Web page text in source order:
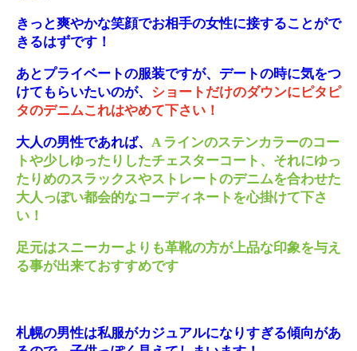
きっと爽やかな笑顔でお相手の女性に接することがで
きるはずです！
あとプライベートの服装ですが、デートの時に気をつ
けてもらいたいのが、 ショートだけのダウンにピタピ
タのデニムこれはやめて下さい！
大人の男性であれば、 A ラインのステンカラーのコー
トや少しゆったりしたチェスターコート、それにゆっ
たりめのスラックスやストレートのデニムを合わせた
大人っぽい都会的なコーディネートを心掛けて下さ
い！
足元はスニーカーよりも革靴の方が上品な印象を与え
る事が出来ておすすめです
札幌の男性は私服がカジュアルになりすぎる傾向があ